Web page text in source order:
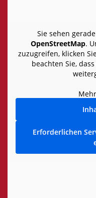
Sie sehen
OpenStreetMap.
zuzugreifen, klicken
beachten Sie,
Erforderlichen